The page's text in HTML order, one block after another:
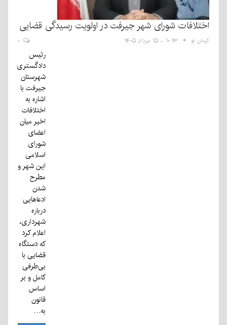
اختلافات شورای شهر جیرفت در اولویت رسیدگی قضایی
کرمان نو ۱۰:۱۳ - ۱۵ مرداد ۱۴۰۵
رئیس
دادگستری
شهرستان
جیرفت با
اشاره به
اختلافات
اخیر میان
اعضای
شورای
اسلامی
این شهر و
مطرح
شدن
ادعاهایی
درباره
شهرداری،
اعلام کرد
که دستگاه
قضایی با
بی‌طرفی
کامل و بر
اساس
قانون
به…